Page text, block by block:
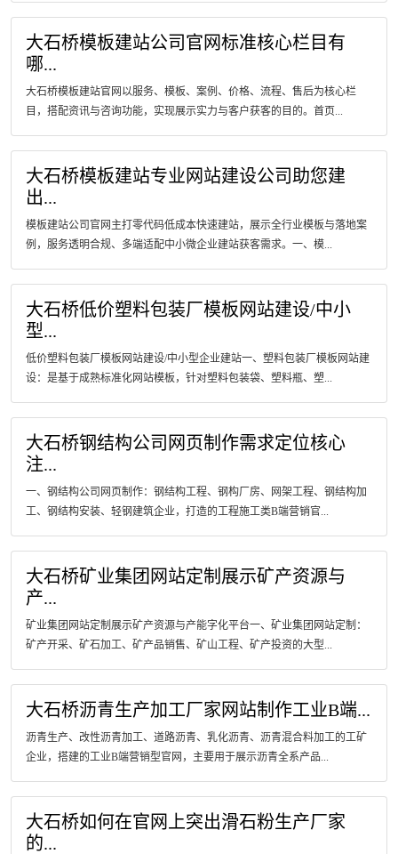
大石桥模板建站公司官网标准核心栏目有
哪...
大石桥模板建站官网以服务、模板、案例、价格、流程、售后为核心栏
目，搭配资讯与咨询功能，实现展示实力与客户获客的目的。首页...
大石桥模板建站专业网站建设公司助您建
出...
模板建站公司官网主打零代码低成本快速建站，展示全行业模板与落地案
例，服务透明合规、多端适配中小微企业建站获客需求。一、模...
大石桥低价塑料包装厂模板网站建设/中小
型...
低价塑料包装厂模板网站建设/中小型企业建站一、塑料包装厂模板网站建
设：是基于成熟标准化网站模板，针对塑料包装袋、塑料瓶、塑...
大石桥钢结构公司网页制作需求定位核心
注...
一、钢结构公司网页制作：钢结构工程、钢构厂房、网架工程、钢结构加
工、钢结构安装、轻钢建筑企业，打造的工程施工类B端营销官...
大石桥矿业集团网站定制展示矿产资源与
产...
矿业集团网站定制展示矿产资源与产能字化平台一、矿业集团网站定制：
矿产开采、矿石加工、矿产品销售、矿山工程、矿产投资的大型...
大石桥沥青生产加工厂家网站制作工业B端...
沥青生产、改性沥青加工、道路沥青、乳化沥青、沥青混合料加工的工矿
企业，搭建的工业B端营销型官网，主要用于展示沥青全系产品...
大石桥如何在官网上突出滑石粉生产厂家
的...